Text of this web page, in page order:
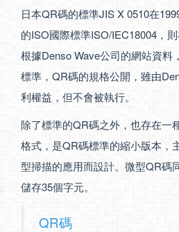
日本QR碼的標準JIS X 0510在
的ISO國際標準ISO/IEC18004，則
根據Denso Wave公司的網站資料
標準，QR碼的規格公開，雖由
利權益，但不會被執行。
除了標準的QR碼之外，也存在一
格式，是QR碼標準的縮小版本，
型掃描的應用而設計。微型QR碼
儲存35個字元。
QR碼